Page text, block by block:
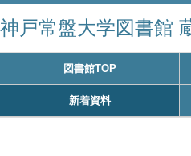
神戸常盤大学図書館
図書館TOP
新着資料